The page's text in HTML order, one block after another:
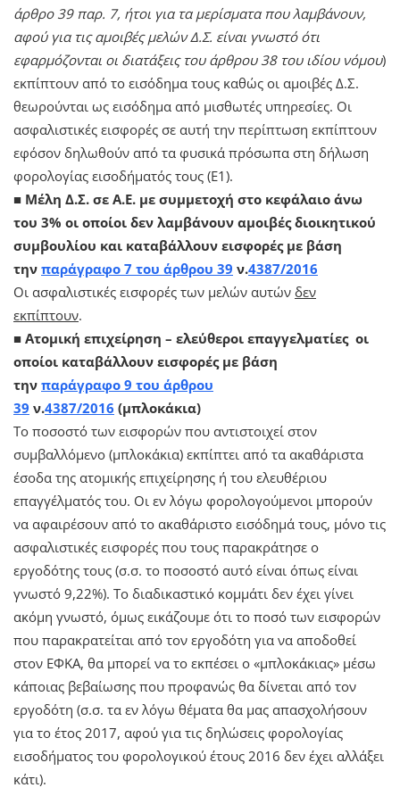
άρθρο 39 παρ. 7, ήτοι για τα μερίσματα που λαμβάνουν,
αφού για τις αμοιβές μελών Δ.Σ. είναι γνωστό ότι
εφαρμόζονται οι διατάξεις του άρθρου 38 του ιδίου νόμου)
εκπίπτουν από το εισόδημα τους καθώς οι αμοιβές Δ.Σ.
θεωρούνται ως εισόδημα από μισθωτές υπηρεσίες. Οι
ασφαλιστικές εισφορές σε αυτή την περίπτωση εκπίπτουν
εφόσον δηλωθούν από τα φυσικά πρόσωπα στη δήλωση
φορολογίας εισοδήματός τους (Ε1).
■ Μέλη Δ.Σ. σε Α.Ε. με συμμετοχή στο κεφάλαιο άνω
του 3% οι οποίοι δεν λαμβάνουν αμοιβές διοικητικού
συμβουλίου και καταβάλλουν εισφορές με βάση
την παράγραφο 7 του άρθρου 39 ν.4387/2016
Οι ασφαλιστικές εισφορές των μελών αυτών δεν
εκπίπτουν.
■ Ατομική επιχείρηση – ελεύθεροι επαγγελματίες οι
οποίοι καταβάλλουν εισφορές με βάση
την παράγραφο 9 του άρθρου
39 ν.4387/2016 (μπλοκάκια)
Το ποσοστό των εισφορών που αντιστοιχεί στον
συμβαλλόμενο (μπλοκάκια) εκπίπτει από τα ακαθάριστα
έσοδα της ατομικής επιχείρησης ή του ελευθέριου
επαγγέλματός του. Οι εν λόγω φορολογούμενοι μπορούν
να αφαιρέσουν από το ακαθάριστο εισόδημά τους, μόνο τις
ασφαλιστικές εισφορές που τους παρακράτησε ο
εργοδότης τους (σ.σ. το ποσοστό αυτό είναι όπως είναι
γνωστό 9,22%). Το διαδικαστικό κομμάτι δεν έχει γίνει
ακόμη γνωστό, όμως εικάζουμε ότι το ποσό των εισφορών
που παρακρατείται από τον εργοδότη για να αποδοθεί
στον ΕΦΚΑ, θα μπορεί να το εκπέσει ο «μπλοκάκιας» μέσω
κάποιας βεβαίωσης που προφανώς θα δίνεται από τον
εργοδότη (σ.σ. τα εν λόγω θέματα θα μας απασχολήσουν
για το έτος 2017, αφού για τις δηλώσεις φορολογίας
εισοδήματος του φορολογικού έτους 2016 δεν έχει αλλάξει
κάτι).